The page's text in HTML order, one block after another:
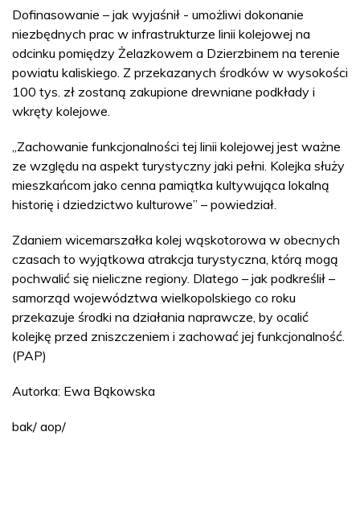
Dofinasowanie – jak wyjaśnił - umożliwi dokonanie
niezbędnych prac w infrastrukturze linii kolejowej na
odcinku pomiędzy Żelazkowem a Dzierzbinem na terenie
powiatu kaliskiego. Z przekazanych środków w wysokości
100 tys. zł zostaną zakupione drewniane podkłady i
wkręty kolejowe.
„Zachowanie funkcjonalności tej linii kolejowej jest ważne
ze względu na aspekt turystyczny jaki pełni. Kolejka służy
mieszkańcom jako cenna pamiątka kultywująca lokalną
historię i dziedzictwo kulturowe” – powiedział.
Zdaniem wicemarszałka kolej wąskotorowa w obecnych
czasach to wyjątkowa atrakcja turystyczna, którą mogą
pochwalić się nieliczne regiony. Dlatego – jak podkreślił –
samorząd województwa wielkopolskiego co roku
przekazuje środki na działania naprawcze, by ocalić
kolejkę przed zniszczeniem i zachować jej funkcjonalność.
(PAP)
Autorka: Ewa Bąkowska
bak/ aop/